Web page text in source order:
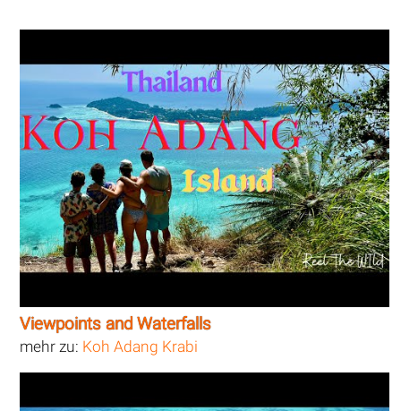
Viewpoints and Waterfalls
mehr zu: Koh Adang Krabi